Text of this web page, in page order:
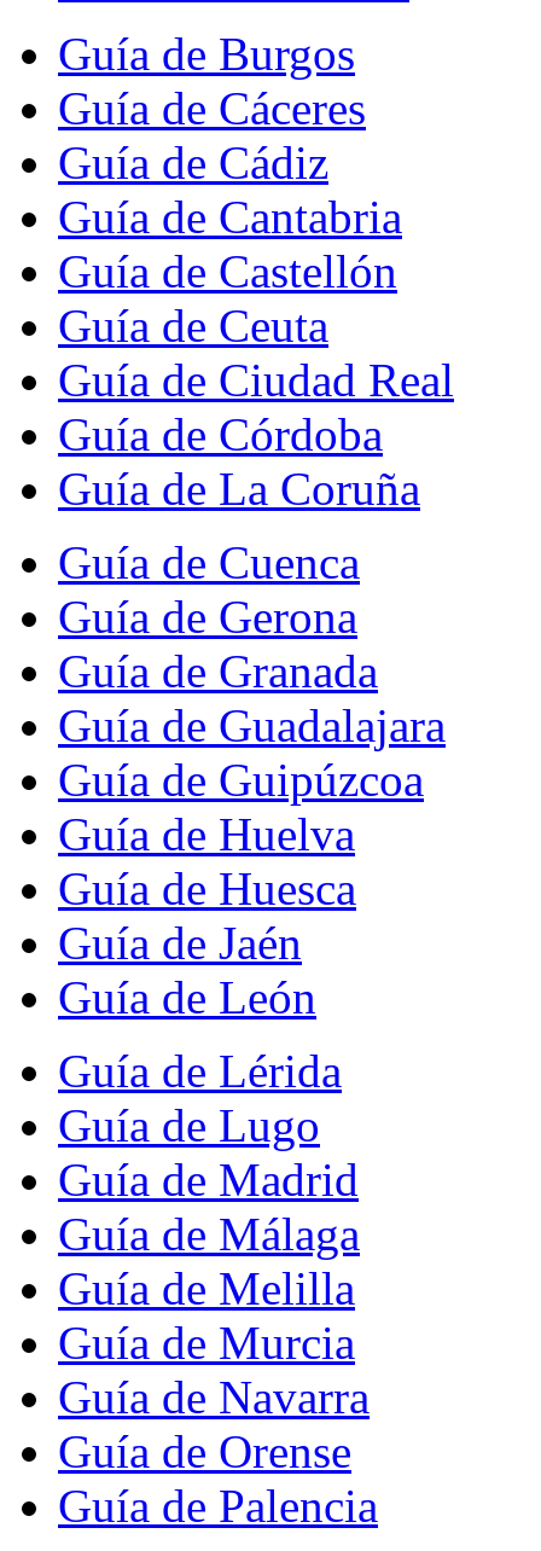
Guía de Burgos
Guía de Cáceres
Guía de Cádiz
Guía de Cantabria
Guía de Castellón
Guía de Ceuta
Guía de Ciudad Real
Guía de Córdoba
Guía de La Coruña
Guía de Cuenca
Guía de Gerona
Guía de Granada
Guía de Guadalajara
Guía de Guipúzcoa
Guía de Huelva
Guía de Huesca
Guía de Jaén
Guía de León
Guía de Lérida
Guía de Lugo
Guía de Madrid
Guía de Málaga
Guía de Melilla
Guía de Murcia
Guía de Navarra
Guía de Orense
Guía de Palencia